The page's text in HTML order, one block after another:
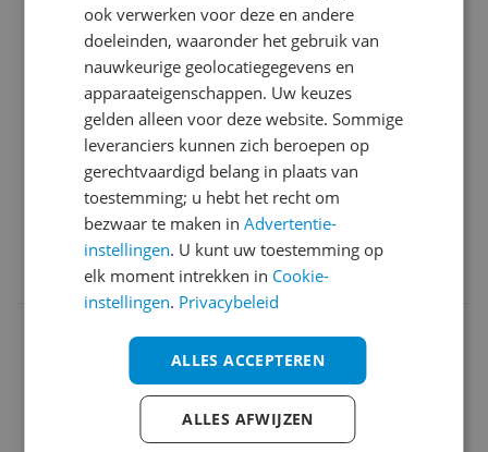
Pluspunten
Makkelijk te gebruiken
Geluisarm
Minpunten
Geen
Ja, ik beveel dit product aan
0 reactiesReageer
h**********@z*******28-07-2025Algemene score
10.0
ook verwerken voor deze en andere
doeleinden, waaronder het gebruik van
nauwkeurige geolocatiegegevens en
apparaateigenschappen. Uw keuzes
gelden alleen voor deze website. Sommige
leveranciers kunnen zich beroepen op
gerechtvaardigd belang in plaats van
toestemming; u hebt het recht om
bezwaar te maken inAdvertentie-
instellingen. U kunt uw toestemming op
elk moment intrekken in Cookie-
instellingen. Privacybeleid
ALLES ACCEPTEREN
ALLES AFWIJZEN